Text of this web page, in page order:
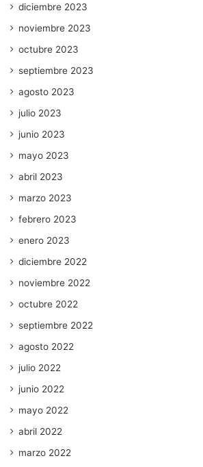
diciembre 2023
noviembre 2023
octubre 2023
septiembre 2023
agosto 2023
julio 2023
junio 2023
mayo 2023
abril 2023
marzo 2023
febrero 2023
enero 2023
diciembre 2022
noviembre 2022
octubre 2022
septiembre 2022
agosto 2022
julio 2022
junio 2022
mayo 2022
abril 2022
marzo 2022